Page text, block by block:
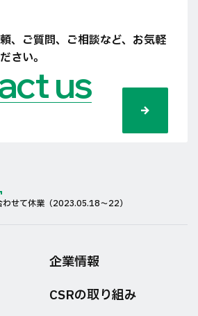
、ご質問、ご相談など、 お気軽
さい。
us
せて休業（2023.05.18〜22）
企業情報
CSRの取り組み